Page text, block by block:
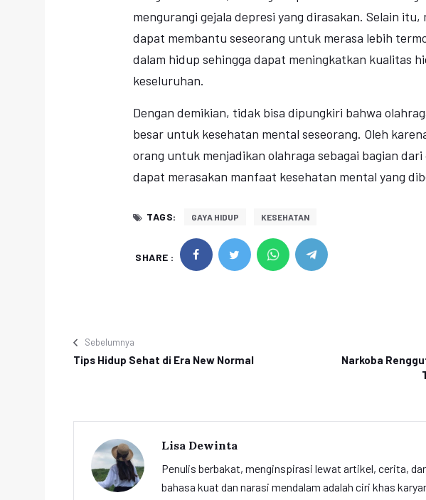
mengurangi gejala depresi yang dirasakan. Selain itu,
dapat membantu seseorang untuk merasa lebih
dalam hidup sehingga dapat meningkatkan kualitas
keseluruhan.
Dengan demikian, tidak bisa dipungkiri bahwa
besar untuk kesehatan mental seseorang. Oleh
orang untuk menjadikan olahraga sebagai bagian
dapat merasakan manfaat kesehatan mental yang
TAGS: GAYA HIDUP KESEHATAN
SHARE :
Sebelumnya
Tips Hidup Sehat di Era New Normal
Narkoba
Lisa Dewinta
Penulis berbakat, menginspirasi lewat artikel, cerita,
bahasa kuat dan narasi mendalam adalah ciri khas